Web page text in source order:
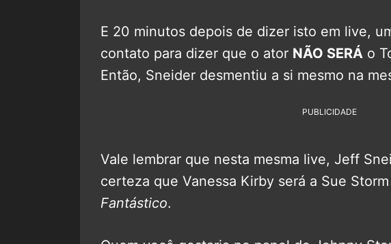
E 20 minutos depois de dizer isto em live,
contato para dizer que o ator NÃO SERÁ o
Então, Sneider desmentiu a si mesmo na
PUBLICIDADE
Vale lembrar que nesta mesma live, Jeff
certeza que Vanessa Kirby será a Sue
Fantástico.